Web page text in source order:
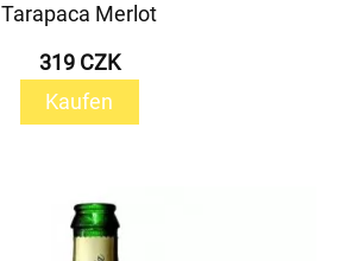
Tarapaca Merlot
319 CZK
Kaufen